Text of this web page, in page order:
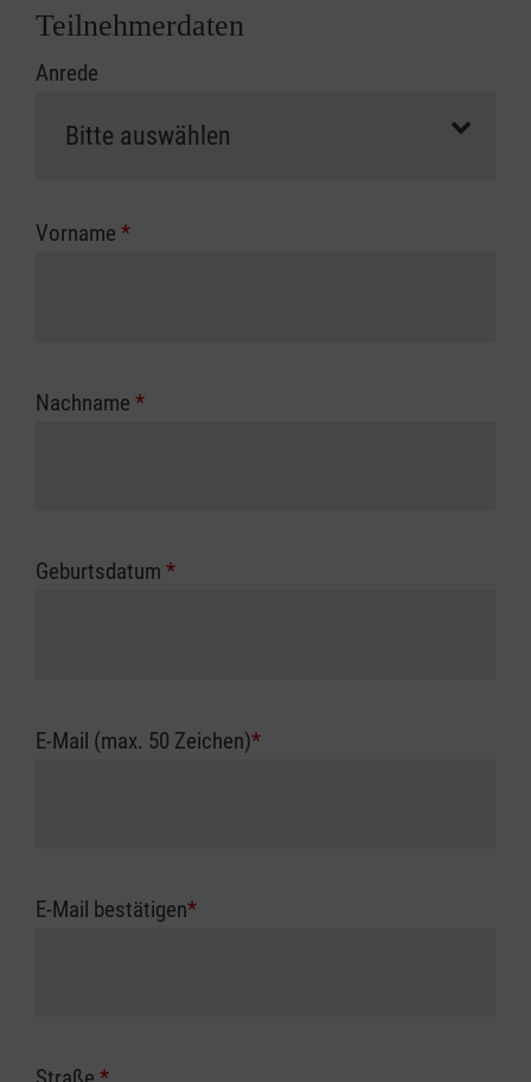
Abrechnungsunterlagen spätestens zu
erfolgt eine Abrechnung der vollen Kursgebühr
Die notwendigen Formulare für die
zuständigen Berufsgenossenschaft oder
Teilnehmerdaten
Anrede
Vorname *
Nachname *
Geburtsdatum *
E-Mail (max. 50 Zeichen)*
E-Mail bestätigen*